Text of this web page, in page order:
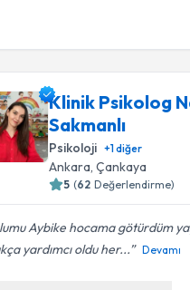
Klinik Psikolog
Sakmanlı
Psikoloji +1diğer
Ankara, Çankaya
5 (62 Değerlendirme)
Aybike hocama götürdüm
yardımcı oldu her...
Devamı